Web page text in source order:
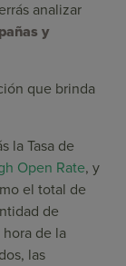
analizar
y
que brinda
la Tasa de
Open Rate, y
el total de
de
de la
las